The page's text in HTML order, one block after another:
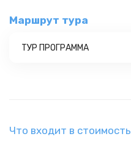
Маршрут тура
ТУР ПРОГРАММА
Что входит в стоимость